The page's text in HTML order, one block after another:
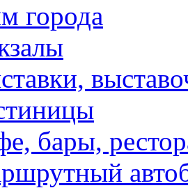
города
бары,